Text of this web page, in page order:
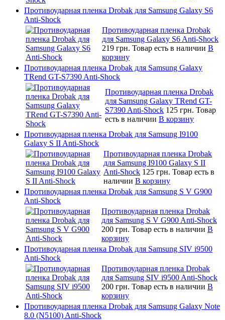
Противоударная пленка Drobak для Samsung Galaxy S6
Anti-Shock
Противоударная пленка Drobak
для Samsung Galaxy S6 Anti-Shock
219 грн. Товар есть в наличии В
корзину
Противоударная пленка Drobak для Samsung Galaxy
TRend GT-S7390 Anti-Shock
Противоударная пленка Drobak
для Samsung Galaxy TRend GT-
S7390 Anti-Shock 125 грн. Товар
есть в наличии В корзину
Противоударная пленка Drobak для Samsung I9100
Galaxy S II Anti-Shock
Противоударная пленка Drobak
для Samsung I9100 Galaxy S II
Anti-Shock 125 грн. Товар есть в
наличии В корзину
Противоударная пленка Drobak для Samsung S V G900
Anti-Shock
Противоударная пленка Drobak
для Samsung S V G900 Anti-Shock
200 грн. Товар есть в наличии В
корзину
Противоударная пленка Drobak для Samsung SIV i9500
Anti-Shock
Противоударная пленка Drobak
для Samsung SIV i9500 Anti-Shock
200 грн. Товар есть в наличии В
корзину
Противоударная пленка Drobak для Samsung Galaxy Note
8.0 (N5100) Anti-Shock